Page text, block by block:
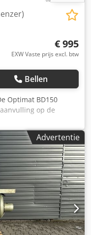
€ 995
EXW Vaste prijs excl. btw
Bellen
Optimat BD150
op de
ideaal voor het
voor
en voor trappen,
formaat
De
een krachtige motor
BD150 is geschikt
De afbuigende
van de stofzak.
mm Motorsnelheid
3700 tpm
Advertentie